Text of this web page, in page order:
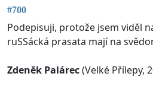
#700
Podepisuji, protože jsem viděl
ruSSácká prasata mají na
Zdeněk Palárec(Velké Přílepy,